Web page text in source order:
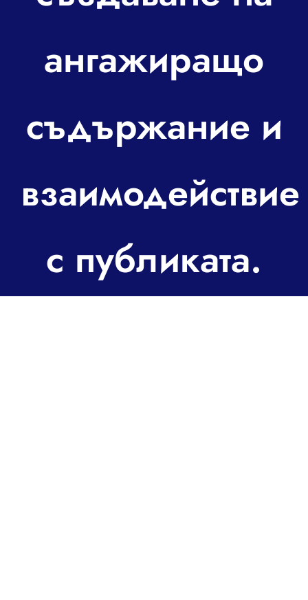
ангажиращо
съдържание и
взаимодействие
с публиката.